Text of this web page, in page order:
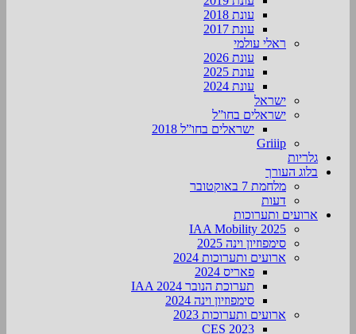
עונת 2018
עונת 2017
ראלי עולמי
עונת 2026
עונת 2025
עונת 2024
ישראל
ישראלים בחו”ל
ישראלים בחו”ל 2018
Griiip
גלריות
בלוג העורך
מלחמת 7 באוקטובר
דעות
ארועים ותערוכות
2025 IAA Mobility
סימפוזיון וינה 2025
ארועים ותערוכות 2024
פאריס 2024
תערוכת הנובר IAA 2024
סימפוזיון וינה 2024
ארועים ותערוכות 2023
CES 2023